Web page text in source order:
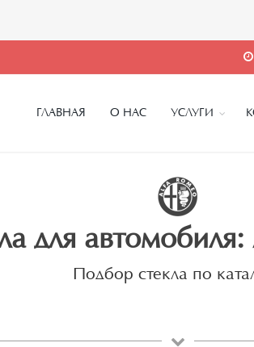
ГЛАВНАЯ О НАС УСЛУГИ
для
Подбор стекла по